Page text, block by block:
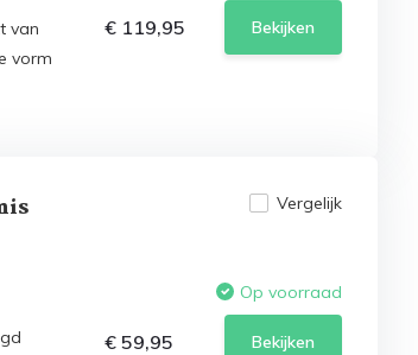
van
vorm
€ 119,95 Bekijken
Vergelijk
Op voorraad
€ 59,95 Bekijken